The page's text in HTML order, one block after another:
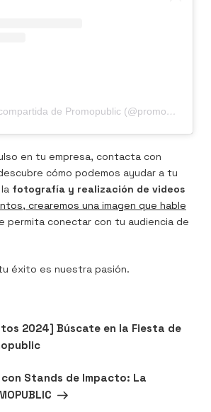
Una publicación compartida de Promopublic (@promopublic)
en tu empresa, contacta con
cómo podemos ayudar a tu
fotografía y realización de videos
crearemos una imagen que hable
permita conectar con tu audiencia de
tu éxito es nuestra pasión.
2024] Búscate en la Fiesta de
Stands de Impacto: La